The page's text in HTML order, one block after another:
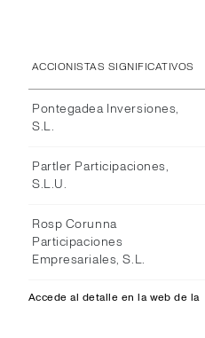
ACCIONISTAS SIGNIFICATIVOS
Pontegadea Inversiones,
S.L.
Partler Participaciones,
S.L.U.
Rosp Corunna
Participaciones
Empresariales, S.L.
Accede al detalle en la web de la